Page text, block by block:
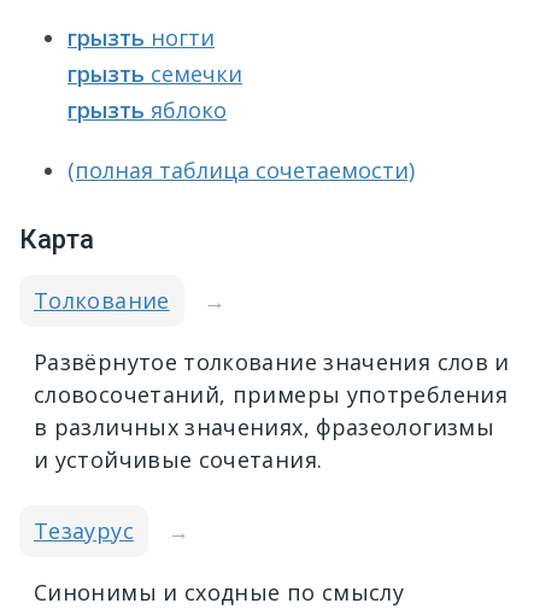
грызть ногти
грызть семечки
грызть яблоко
(полная таблица сочетаемости)
Карта
Толкование →
Развёрнутое толкование значения слов и
словосочетаний, примеры употребления
в различных значениях, фразеологизмы
и устойчивые сочетания.
Тезаурус →
Синонимы и сходные по смыслу